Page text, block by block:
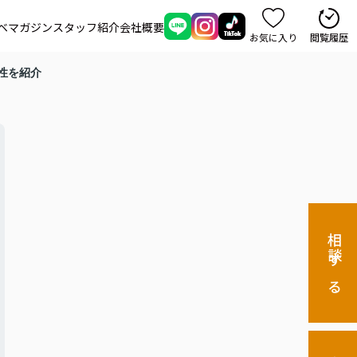
マガジンスタッフ紹介会社概要
お気に入り 閲覧履歴
相談する
を紹介